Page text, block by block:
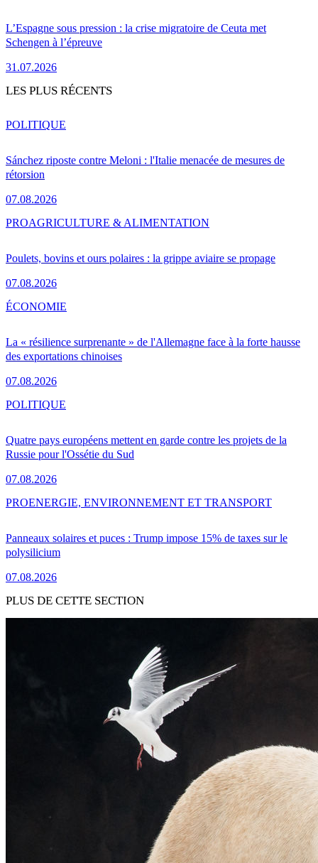
L’Espagne sous pression : la crise migratoire de Ceuta met
Schengen à l’épreuve
31.07.2026
LES PLUS RÉCENTS
Sánchez riposte contre Meloni : l'Italie menacée de mesures de
rétorsion
07.08.2026
POLITIQUE
Poulets, bovins et ours polaires : la grippe aviaire se propage
07.08.2026
PROAGRICULTURE & ALIMENTATION
La « résilience surprenante » de l'Allemagne face à la forte hausse
des exportations chinoises
07.08.2026
ÉCONOMIE
Quatre pays européens mettent en garde contre les projets de la
Russie pour l'Ossétie du Sud
07.08.2026
POLITIQUE
Panneaux solaires et puces : Trump impose 15% de taxes sur le
polysilicium
07.08.2026
PROENERGIE, ENVIRONNEMENT ET TRANSPORT
PLUS DE CETTE SECTION